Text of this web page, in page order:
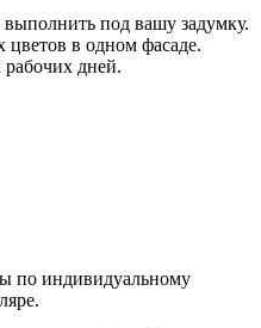
под вашу задумку.
цветов в одном фасаде.
рабочих дней.
по индивидуальному